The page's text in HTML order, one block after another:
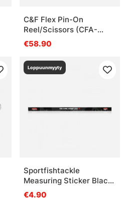
C&F Flex Pin-On
Reel/Scissors (CFA-
72WS)
€58.90
Loppuunmyyty
Sportfishtackle
Measuring Sticker Black
Camo - 136x5cm
€4.90